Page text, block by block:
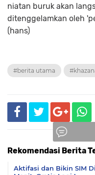
niatan buruk akan
ditenggelamkan oleh
(hans)
#berita utama
Rekomendasi Berita
Aktifasi dan Bikin SIM